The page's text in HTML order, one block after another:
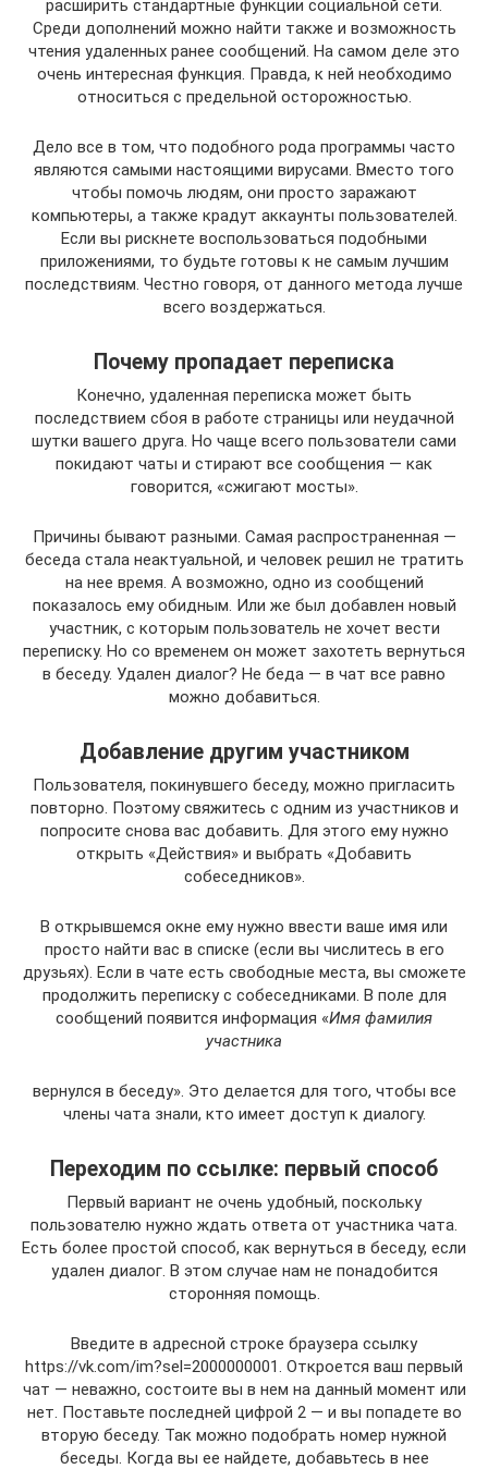
расширить стандартные функции социальной сети.
Среди дополнений можно найти также и возможность
чтения удаленных ранее сообщений. На самом деле это
очень интересная функция. Правда, к ней необходимо
относиться с предельной осторожностью.
Дело все в том, что подобного рода программы часто
являются самыми настоящими вирусами. Вместо того
чтобы помочь людям, они просто заражают
компьютеры, а также крадут аккаунты пользователей.
Если вы рискнете воспользоваться подобными
приложениями, то будьте готовы к не самым лучшим
последствиям. Честно говоря, от данного метода лучше
всего воздержаться.
Почему пропадает переписка
Конечно, удаленная переписка может быть
последствием сбоя в работе страницы или неудачной
шутки вашего друга. Но чаще всего пользователи сами
покидают чаты и стирают все сообщения — как
говорится, «сжигают мосты».
Причины бывают разными. Самая распространенная —
беседа стала неактуальной, и человек решил не тратить
на нее время. А возможно, одно из сообщений
показалось ему обидным. Или же был добавлен новый
участник, с которым пользователь не хочет вести
переписку. Но со временем он может захотеть вернуться
в беседу. Удален диалог? Не беда — в чат все равно
можно добавиться.
Добавление другим участником
Пользователя, покинувшего беседу, можно пригласить
повторно. Поэтому свяжитесь с одним из участников и
попросите снова вас добавить. Для этого ему нужно
открыть «Действия» и выбрать «Добавить
собеседников».
В открывшемся окне ему нужно ввести ваше имя или
просто найти вас в списке (если вы числитесь в его
друзьях). Если в чате есть свободные места, вы сможете
продолжить переписку с собеседниками. В поле для
сообщений появится информация «Имя фамилия
участника
вернулся в беседу». Это делается для того, чтобы все
члены чата знали, кто имеет доступ к диалогу.
Переходим по ссылке: первый способ
Первый вариант не очень удобный, поскольку
пользователю нужно ждать ответа от участника чата.
Есть более простой способ, как вернуться в беседу, если
удален диалог. В этом случае нам не понадобится
сторонняя помощь.
Введите в адресной строке браузера ссылку
https://vk.com/im?sel=2000000001. Откроется ваш первый
чат — неважно, состоите вы в нем на данный момент или
нет. Поставьте последней цифрой 2 — и вы попадете во
вторую беседу. Так можно подобрать номер нужной
беседы. Когда вы ее найдете, добавьтесь в нее